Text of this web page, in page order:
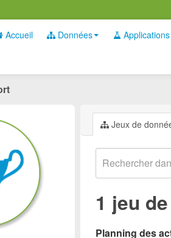
Accueil Données Applications
Jeux de
1 jeu
Planning des